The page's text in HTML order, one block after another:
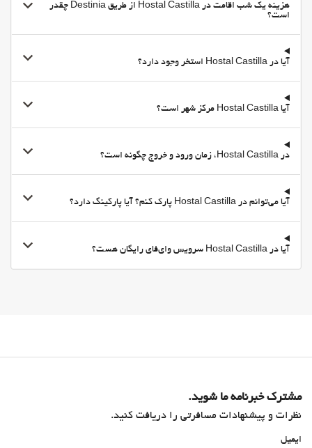
هزینه یک شب اقامت در Hostal Castilla از طریق Destinia چقدر
است؟
آیا در Hostal Castilla استخر وجود دارد؟
آیا Hostal Castilla مرکز شهر است؟
در Hostal Castilla، زمان ورود و خروج چگونه است؟
آیا می‌توانم در Hostal Castilla پارک کنم؟ آیا پارکینگ دارد؟
آیا در Hostal Castilla سرویس وای‌فای رایگان هست؟
مشترک خبرنامه ما شوید.
نظرات و پیشنهادات مسافرتی را دریافت کنید.
ایمیل